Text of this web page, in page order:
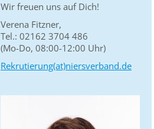
Wir freuen uns auf Dich!
Verena Fitzner,
Tel.: 02162 3704 486
(Mo-Do, 08:00-12:00 Uhr)
Rekrutierung(at)niersverband.de